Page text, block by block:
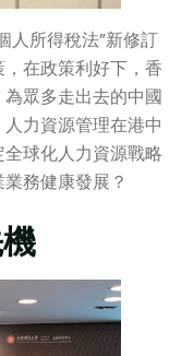
人所得稅法”新修訂
在政策利好下，香
眾多走出去的中國
力資源管理在港中
球化人力資源戰略
務健康發展？